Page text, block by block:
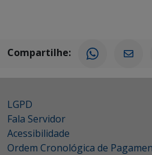
Compartilhe:
LGPD
Fala Servidor
Acessibilidade
Ordem Cronológica de